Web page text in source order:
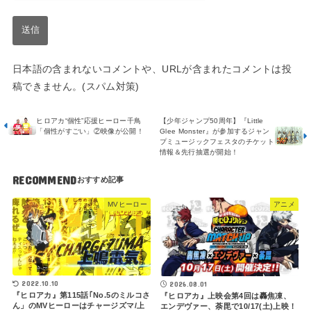
日本語の含まれないコメントや、URLが含まれたコメントは投
稿できません。(スパム対策)
【少年ジャンプ50周年】『Little
Glee Monster』が参加するジャン
プミュージックフェスタのチケット
情報＆先行抽選が開始！
ヒロアカ“個性”応援ヒーロー千鳥
「個性がすごい」②映像が公開！
RECOMMEND
MVヒーロー
2022.10.10
『ヒロアカ』第115話｢No.5のミルコさ
ん」のMVヒーローはチャージズマ/上
アニメ
2026.08.01
『ヒロアカ』上映会第4回は轟焦凍、
エンデヴァー、荼毘で10/17(土)上映！